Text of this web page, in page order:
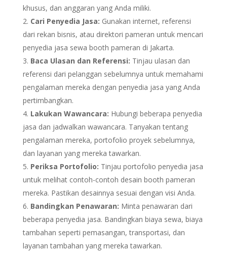
khusus, dan anggaran yang Anda miliki.
Cari Penyedia Jasa: Gunakan internet, referensi
dari rekan bisnis, atau direktori pameran untuk mencari
penyedia jasa sewa booth pameran di Jakarta.
Baca Ulasan dan Referensi: Tinjau ulasan dan
referensi dari pelanggan sebelumnya untuk memahami
pengalaman mereka dengan penyedia jasa yang Anda
pertimbangkan.
Lakukan Wawancara: Hubungi beberapa penyedia
jasa dan jadwalkan wawancara. Tanyakan tentang
pengalaman mereka, portofolio proyek sebelumnya,
dan layanan yang mereka tawarkan.
Periksa Portofolio: Tinjau portofolio penyedia jasa
untuk melihat contoh-contoh desain booth pameran
mereka. Pastikan desainnya sesuai dengan visi Anda.
Bandingkan Penawaran: Minta penawaran dari
beberapa penyedia jasa. Bandingkan biaya sewa, biaya
tambahan seperti pemasangan, transportasi, dan
layanan tambahan yang mereka tawarkan.